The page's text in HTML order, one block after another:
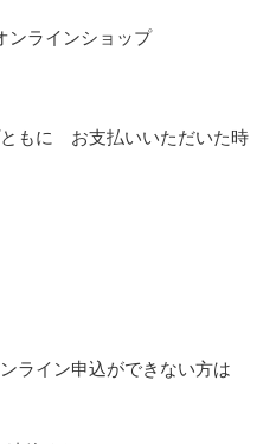
ラインショップ
もに お支払いいただいた時
ライン申込ができない方は